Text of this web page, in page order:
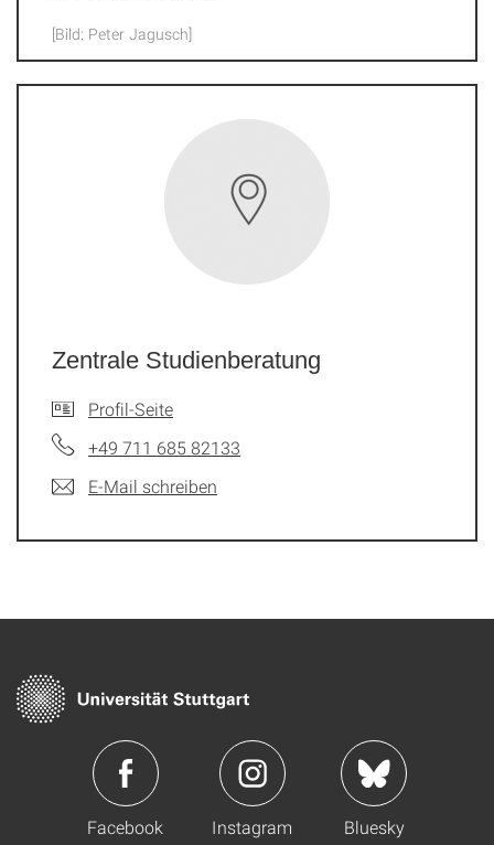
[Bild: Peter Jagusch]
Zentrale Studienberatung
Profil-Seite
+49 711 685 82133
E-Mail schreiben
Facebook Instagram Bluesky